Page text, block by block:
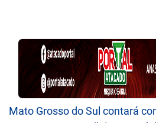
Mato Grosso do Sul contará